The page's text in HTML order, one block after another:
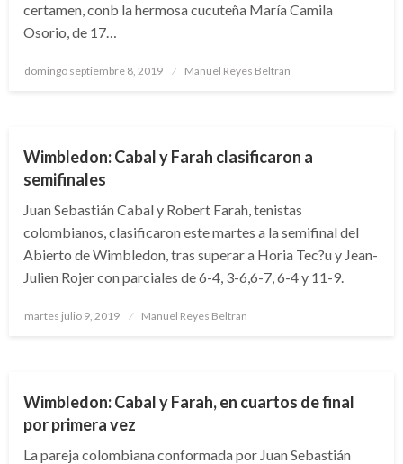
certamen, conb la hermosa cucuteña María Camila
Osorio, de 17…
Publicado
domingo septiembre 8, 2019 Manuel Reyes Beltran
Wimbledon: Cabal y Farah clasificaron a
semifinales
Juan Sebastián Cabal y Robert Farah, tenistas
colombianos, clasificaron este martes a la semifinal del
Abierto de Wimbledon, tras superar a Horia Tec?u y Jean-
Julien Rojer con parciales de 6-4, 3-6,6-7, 6-4 y 11-9.
Publicado
martes julio 9, 2019 Manuel Reyes Beltran
Wimbledon: Cabal y Farah, en cuartos de final
por primera vez
La pareja colombiana conformada por Juan Sebastián